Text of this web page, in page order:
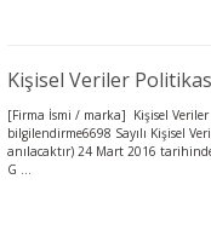
Kişisel Veriler
[Firma İsmi / marka] Kişisel
bilgilendirme6698 Sayılı Kişisel
anılacaktır) 24 Mart 2016
G ...